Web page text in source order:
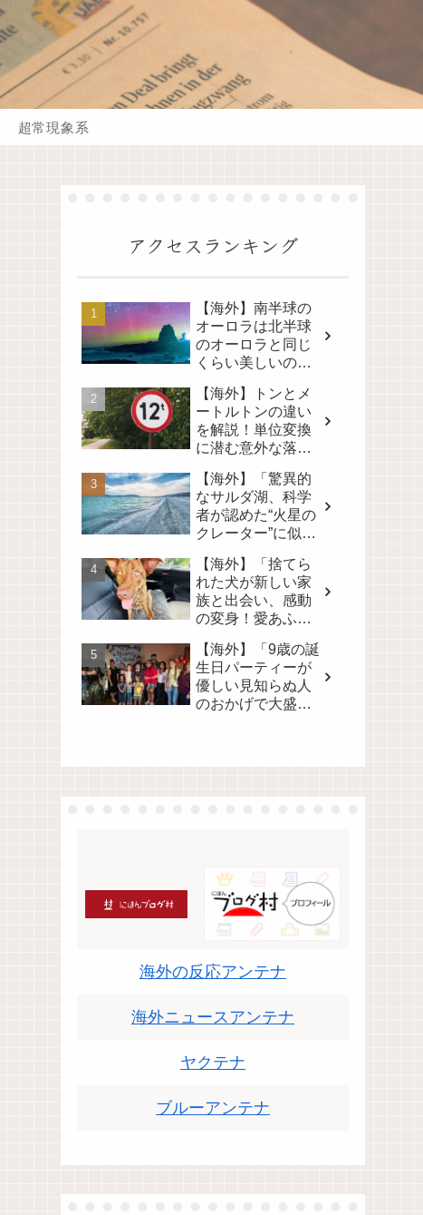
超常現象系
アクセスランキング
【海外】南半球の
オーロラは北半球
のオーロラと同じ
くらい美しいの
る！
【海外】トンとメ
ートルトンの違い
を解説！単位変換
に潜む意外な落と
【海外】「驚異的
なサルダ湖、科学
者が認めた“火星の
クレーター”に似た
所」
【海外】「捨てら
れた犬が新しい家
族と出会い、感動
の変身！愛あふれ
いで💖」
【海外】「9歳の誕
生日パーティーが
優しい見知らぬ人
のおかげで大盛況
海外の反応アンテナ
海外ニュースアンテナ
ヤクテナ
ブルーアンテナ